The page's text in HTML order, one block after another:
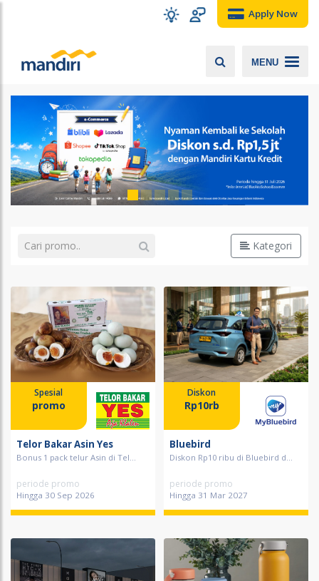
Apply Now
MENU
Kategori
Spesial
promo
Telor Bakar Asin Yes
Bonus 1 pack telur Asin di Tel...
periode promo
Hingga 30 Sep 2026
Diskon
Rp10rb
Bluebird
Diskon Rp10 ribu di Bluebird d...
periode promo
Hingga 31 Mar 2027